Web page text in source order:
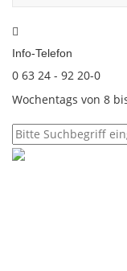
Info-Telefon
0 63 24 - 92 20-0
Wochentags von 8